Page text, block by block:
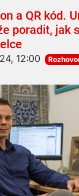
a QR kód.
poradit, jak
12:00